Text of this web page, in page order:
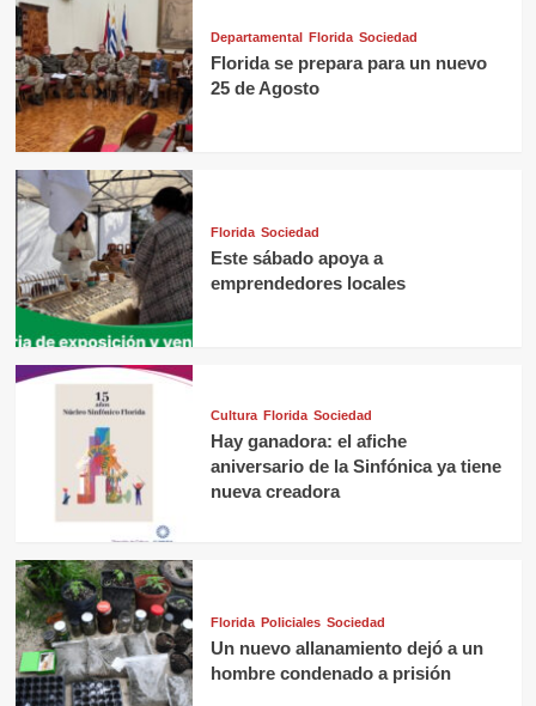
Departamental Florida Sociedad
Florida se prepara para un nuevo
25 de Agosto
Florida Sociedad
Este sábado apoya a
emprendedores locales
Cultura Florida Sociedad
Hay ganadora: el afiche
aniversario de la Sinfónica ya tiene
nueva creadora
Florida Policiales Sociedad
Un nuevo allanamiento dejó a un
hombre condenado a prisión